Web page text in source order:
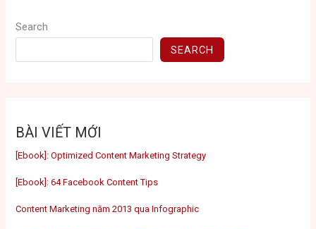
Search
SEARCH
BÀI VIẾT MỚI
[Ebook]: Optimized Content Marketing Strategy
[Ebook]: 64 Facebook Content Tips
Content Marketing năm 2013 qua Infographic